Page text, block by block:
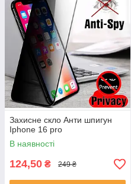
Захисне скло Анти шпигун
Iphone 16 pro
В наявності
124,50 ₴ 249 ₴